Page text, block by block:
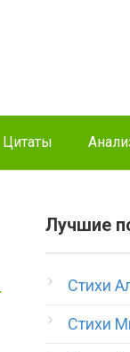
Цитаты
Лучшие
Стихи
Стихи